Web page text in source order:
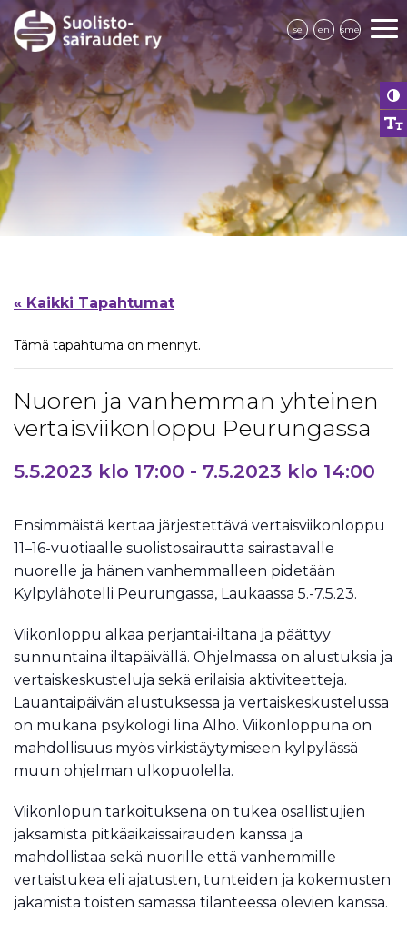
se en sme
« Kaikki Tapahtumat
Tämä tapahtuma on mennyt.
Nuoren ja vanhemman yhteinen
vertaisviikonloppu Peurungassa
5.5.2023 klo 17:00 - 7.5.2023 klo 14:00
Ensimmäistä kertaa järjestettävä vertaisviikonloppu
11–16-vuotiaalle suolistosairautta sairastavalle
nuorelle ja hänen vanhemmalleen pidetään
Kylpylähotelli Peurungassa, Laukaassa 5.-7.5.23.
Viikonloppu alkaa perjantai-iltana ja päättyy
sunnuntaina iltapäivällä. Ohjelmassa on alustuksia ja
vertaiskeskusteluja sekä erilaisia aktiviteetteja.
Lauantaipäivän alustuksessa ja vertaiskeskustelussa
on mukana psykologi Iina Alho. Viikonloppuna on
mahdollisuus myös virkistäytymiseen kylpylässä
muun ohjelman ulkopuolella.
Viikonlopun tarkoituksena on tukea osallistujien
jaksamista pitkäaikaissairauden kanssa ja
mahdollistaa sekä nuorille että vanhemmille
vertaistukea eli ajatusten, tunteiden ja kokemusten
jakamista toisten samassa tilanteessa olevien kanssa.